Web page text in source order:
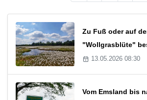
Zu Fuß oder auf
"Wollgrasblüte"
13.05.2026 08:30
Vom Emsland bis